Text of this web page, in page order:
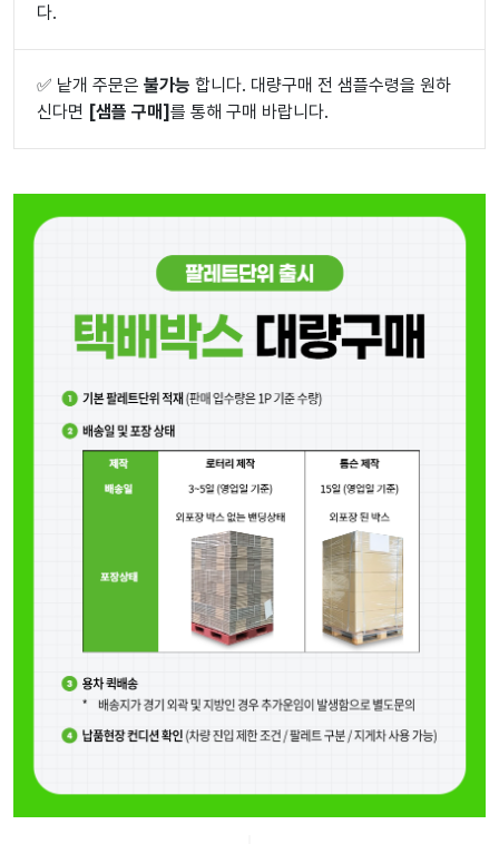
다.
✅ 낱개 주문은 불가능 합니다. 대량구매 전 샘플수령을 원하
신다면 [샘플 구매]를 통해 구매 바랍니다.